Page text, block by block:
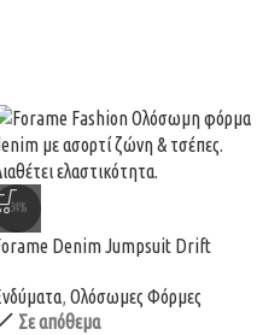
-34%
Denim Jumpsuit Drift
, Ολόσωμες Φόρμες
Σε απόθεμα